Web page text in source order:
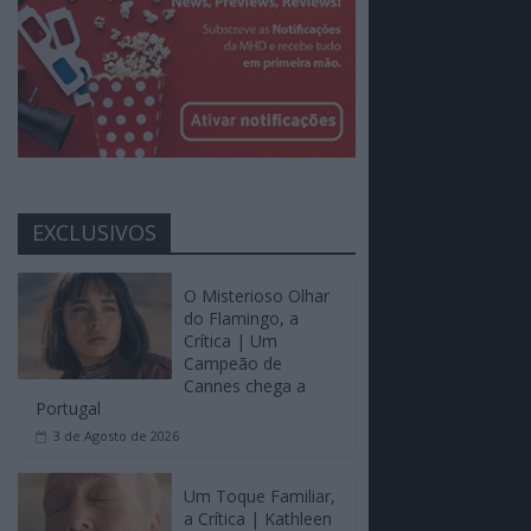
EXCLUSIVOS
O Misterioso Olhar
do Flamingo, a
Crítica | Um
Campeão de
Cannes chega a
Portugal
3 de Agosto de 2026
Um Toque Familiar,
a Crítica | Kathleen